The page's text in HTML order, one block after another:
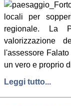
locali per
regionale. La
valorizzazione
l'assessore
un vero e proprio
Leggi tutto...